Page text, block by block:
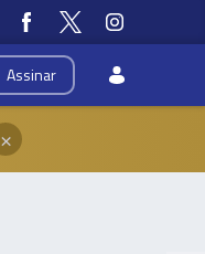
Assinar
×